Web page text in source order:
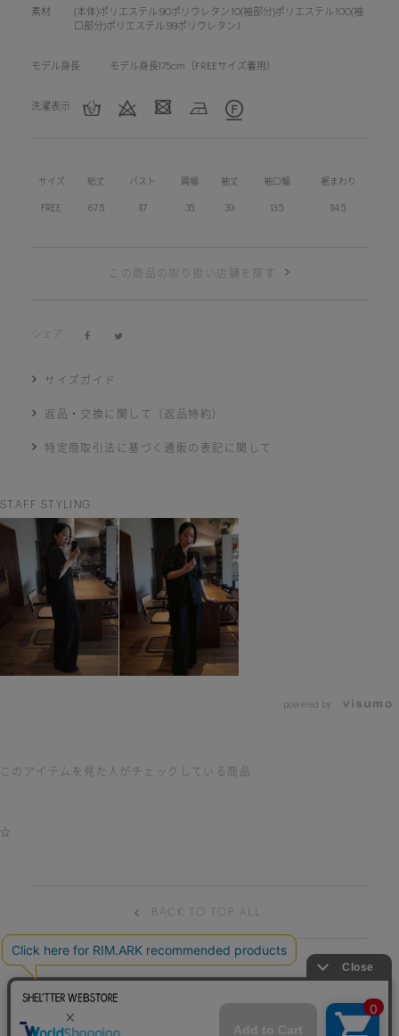
素材
(本体)ポリエステル:90ポリウレタン:10(袖部分)ポリエステル:100(袖
口部分)ポリエステル:99ポリウレタン:1
モデル身長 モデル身長175cm（FREEサイズ着用）
洗濯表示
サイズ 総丈 バスト 肩幅 袖丈 袖口幅 裾まわり
FREE 67.5 117 35 39 13.5 114.5
この商品の取り扱い店舗を探す
シェア
サイズガイド
返品・交換に関して（返品特約）
特定商取引法に基づく通販の表記に関して
STAFF STYLING
powered by
このアイテムを見た人がチェックしている商品
☆
BACK TO TOP ALL
HELP TERM OF USE PRIVACY POLICY
CONTACT